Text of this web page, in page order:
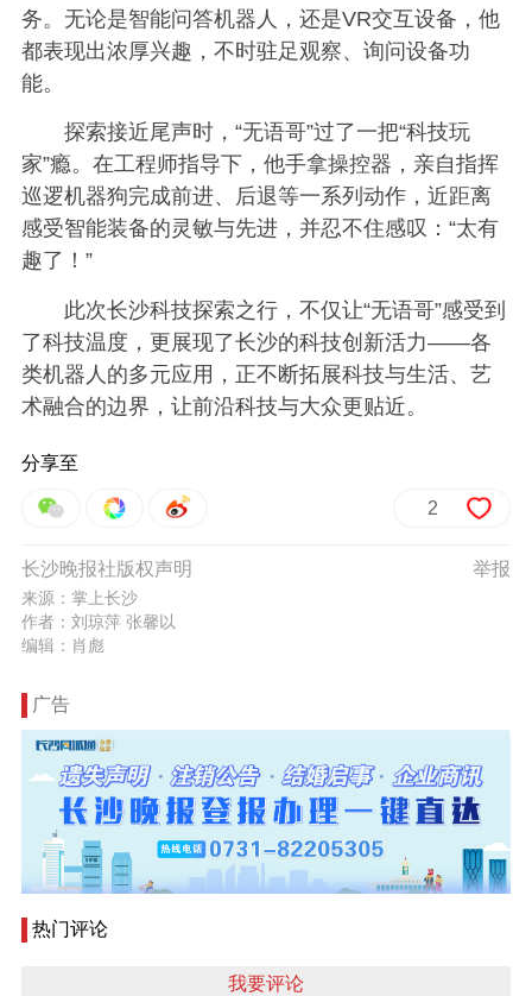
务。无论是智能问答机器人，还是VR交互设备，他
都表现出浓厚兴趣，不时驻足观察、询问设备功
能。
探索接近尾声时，“无语哥”过了一把“科技玩
家”瘾。在工程师指导下，他手拿操控器，亲自指挥
巡逻机器狗完成前进、后退等一系列动作，近距离
感受智能装备的灵敏与先进，并忍不住感叹：“太有
趣了！”
此次长沙科技探索之行，不仅让“无语哥”感受到
了科技温度，更展现了长沙的科技创新活力——各
类机器人的多元应用，正不断拓展科技与生活、艺
术融合的边界，让前沿科技与大众更贴近。
分享至
2
举报
长沙晚报社版权声明
来源：掌上长沙
作者：刘琼萍 张馨以
编辑：肖彪
广告
热门评论
我要评论